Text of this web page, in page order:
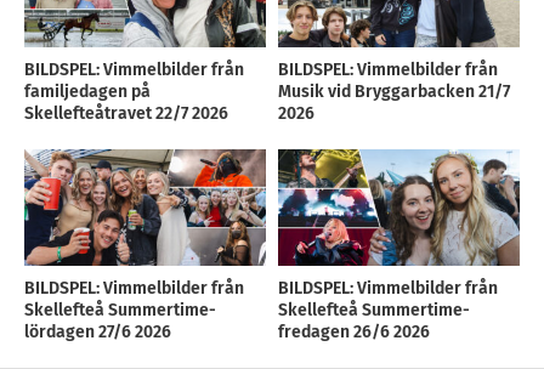
BILDSPEL: Vimmelbilder från
familjedagen på
Skellefteåtravet 22/7 2026
BILDSPEL: Vimmelbilder från
Musik vid Bryggarbacken 21/7
2026
BILDSPEL: Vimmelbilder från
Skellefteå Summertime-
lördagen 27/6 2026
BILDSPEL: Vimmelbilder från
Skellefteå Summertime-
fredagen 26/6 2026